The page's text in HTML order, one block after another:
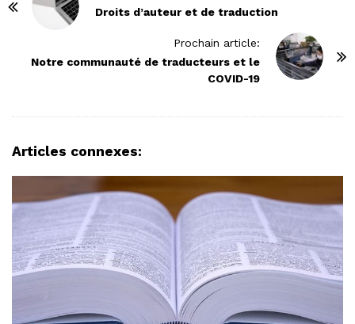
Droits d’auteur et de traduction
Prochain article:
Notre communauté de traducteurs et le
COVID-19
Articles connexes: